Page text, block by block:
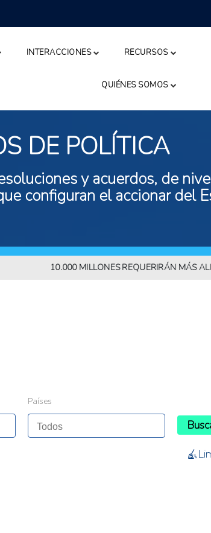
INTERACCIONES RECURSOS
QUIÉNES SOMOS
DE POLÍTICA
y acuerdos, de
configuran el accionar del
10.000 MILLONES REQUERIRÁN MÁS
Países